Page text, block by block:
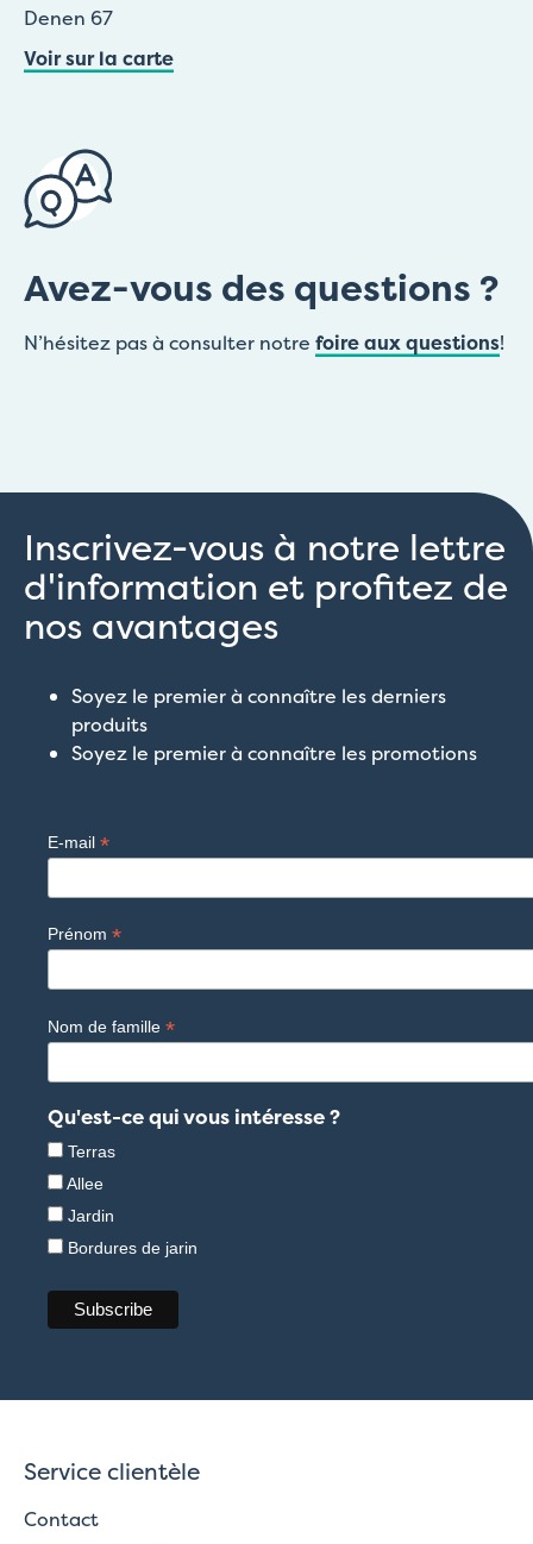
Denen 67
Voir sur la carte
Avez-vous des questions ?
N’hésitez pas à consulter notre foire aux questions!
Inscrivez-vous à notre lettre
d'information et profitez de
nos avantages
Soyez le premier à connaître les derniers
produits
Soyez le premier à connaître les promotions
E-mail *
Prénom *
Nom de famille *
Qu'est-ce qui vous intéresse ?
Terras
Allee
Jardin
Bordures de jarin
Service clientèle
Contact